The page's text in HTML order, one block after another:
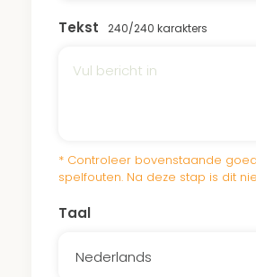
en parken zorgt ervoor dat
onderhoud.
Tekst 240/240 karakters
* Controleer bovenstaande
spelfouten. Na deze stap is dit
Taal
Nederlands